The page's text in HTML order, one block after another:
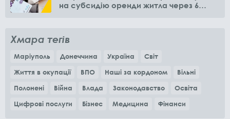
на субсидію оренди житла через 6
Хмара тегів
Маріуполь Донеччина Україна
Світ
Життя в окупації
ВПО Наші за кордоном
Вільні
Полонені
Війна Влада Законодавство
Освіта
Цифрові послуги
Бізнес Медицина Фінанси